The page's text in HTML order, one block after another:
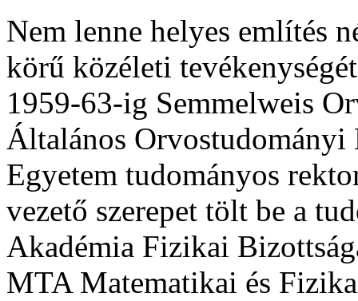
Nem lenne helyes említés
körű közéleti
1959-63-ig Semmelweis
Általános Orvostudományi
Egyetem tudományos
vezető szerepet tölt be a
Akadémia Fizikai
MTA Matematikai és